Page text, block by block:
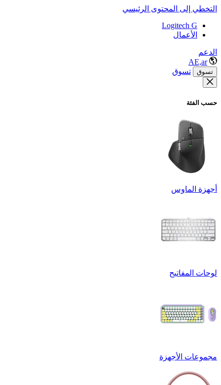
التخطي إلى المحتوى الرئيسي
Logitech G
الأعمال
الدعم
AE,ar
تسوق تسوق
حسب الفئة
أجهزة الماوس
لوحات المفاتيح
مجموعات الأجهزة